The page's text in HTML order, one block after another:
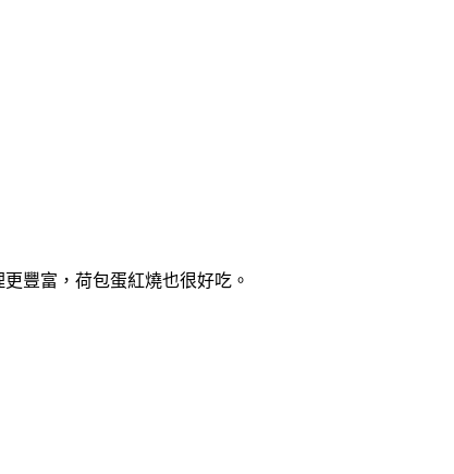
豐富，荷包蛋紅燒也很好吃。